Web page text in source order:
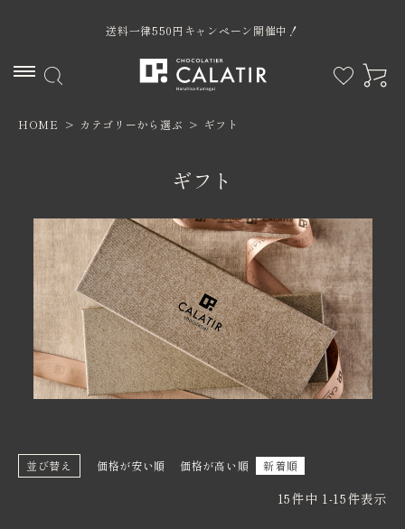
送料一律550円キャンペーン開催中！
ACCOUNT MENU
カテゴリー
限定商品
卸売り販売
HOME カテゴリーから選ぶ ギフト
ギフト
並び替え 価格が安い順 価格が高い順 新着順
15件中 1-15件表示